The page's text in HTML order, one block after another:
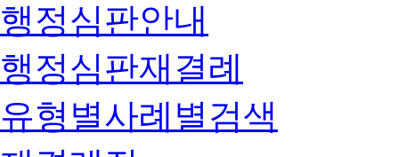
행정심판안내
행정심판재결례
유형별사례별검색